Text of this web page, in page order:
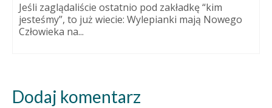
Jeśli zaglądaliście ostatnio pod zakładkę “kim
jesteśmy”, to już wiecie: Wylepianki mają Nowego
Człowieka na...
Dodaj komentarz